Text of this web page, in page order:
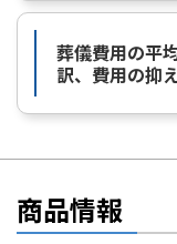
葬儀費用の平
訳、費用の抑
商品情報